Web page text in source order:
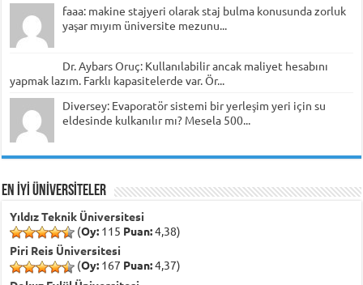
faaa: makine stajyeri olarak staj bulma konusunda zorluk
yaşar mıyım üniversite mezunu...
Dr. Aybars Oruç: Kullanılabilir ancak maliyet hesabını
yapmak lazım. Farklı kapasitelerde var. Ör...
Diversey: Evaporatör sistemi bir yerleşim yeri için su
eldesinde kulkanılır mı? Mesela 500...
EN İYİ ÜNİVERSİTELER
Yıldız Teknik Üniversitesi
(Oy: 115 Puan:4,38)
Piri Reis Üniversitesi
(Oy: 167 Puan:4,37)